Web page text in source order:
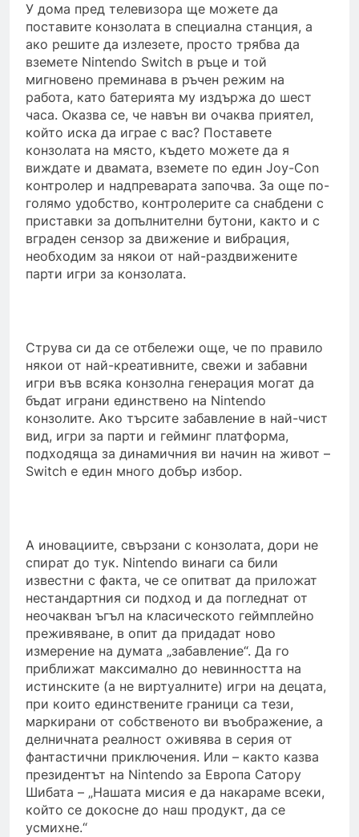
У дома пред телевизора ще можете да
поставите конзолата в специална станция, а
ако решите да излезете, просто трябва да
вземете Nintendo Switch в ръце и той
мигновено преминава в ръчен режим на
работа, като батерията му издържа до шест
часа. Оказва се, че навън ви очаква приятел,
който иска да играе с вас? Поставете
конзолата на място, където можете да я
виждате и двамата, вземете по един Joy-Con
контролер и надпреварата започва. За още по-
голямо удобство, контролерите са снабдени с
приставки за допълнителни бутони, както и с
вграден сензор за движение и вибрация,
необходим за някои от най-раздвижените
парти игри за конзолата.
Струва си да се отбележи още, че по правило
някои от най-креативните, свежи и забавни
игри във всяка конзолна генерация могат да
бъдат играни единствено на Nintendo
конзолите. Ако търсите забавление в най-чист
вид, игри за парти и гейминг платформа,
подходяща за динамичния ви начин на живот –
Switch e един много добър избор.
А иновациите, свързани с конзолата, дори не
спират до тук. Nintendo винаги са били
известни с факта, че се опитват да приложат
нестандартния си подход и да погледнат от
неочакван ъгъл на класическото геймплейно
преживяване, в опит да придадат ново
измерение на думата „забавление“. Да го
приближат максимално до невинността на
истинските (а не виртуалните) игри на децата,
при които единствените граници са тези,
маркирани от собственото ви въображение, а
делничната реалност оживява в серия от
фантастични приключения. Или – както казва
президентът на Nintendo за Европа Сатору
Шибата – „Нашата мисия е да накараме всеки,
който се докосне до наш продукт, да се
усмихне.“